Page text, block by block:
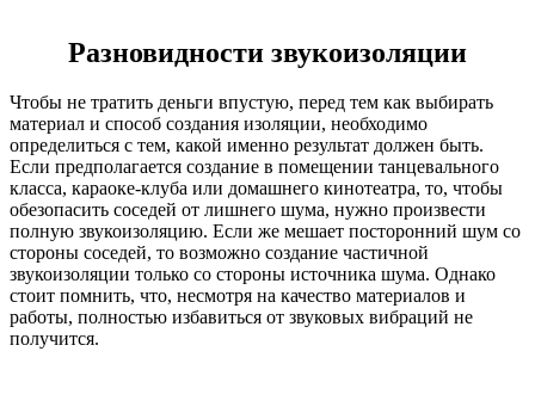
Разновидности звукоизоляции
Чтобы не тратить деньги впустую, перед тем как выбирать
материал и способ создания изоляции, необходимо
определиться с тем, какой именно результат должен быть.
Если предполагается создание в помещении танцевального
класса, караоке-клуба или домашнего кинотеатра, то, чтобы
обезопасить соседей от лишнего шума, нужно произвести
полную звукоизоляцию. Если же мешает посторонний шум со
стороны соседей, то возможно создание частичной
звукоизоляции только со стороны источника шума. Однако
стоит помнить, что, несмотря на качество материалов и
работы, полностью избавиться от звуковых вибраций не
получится.